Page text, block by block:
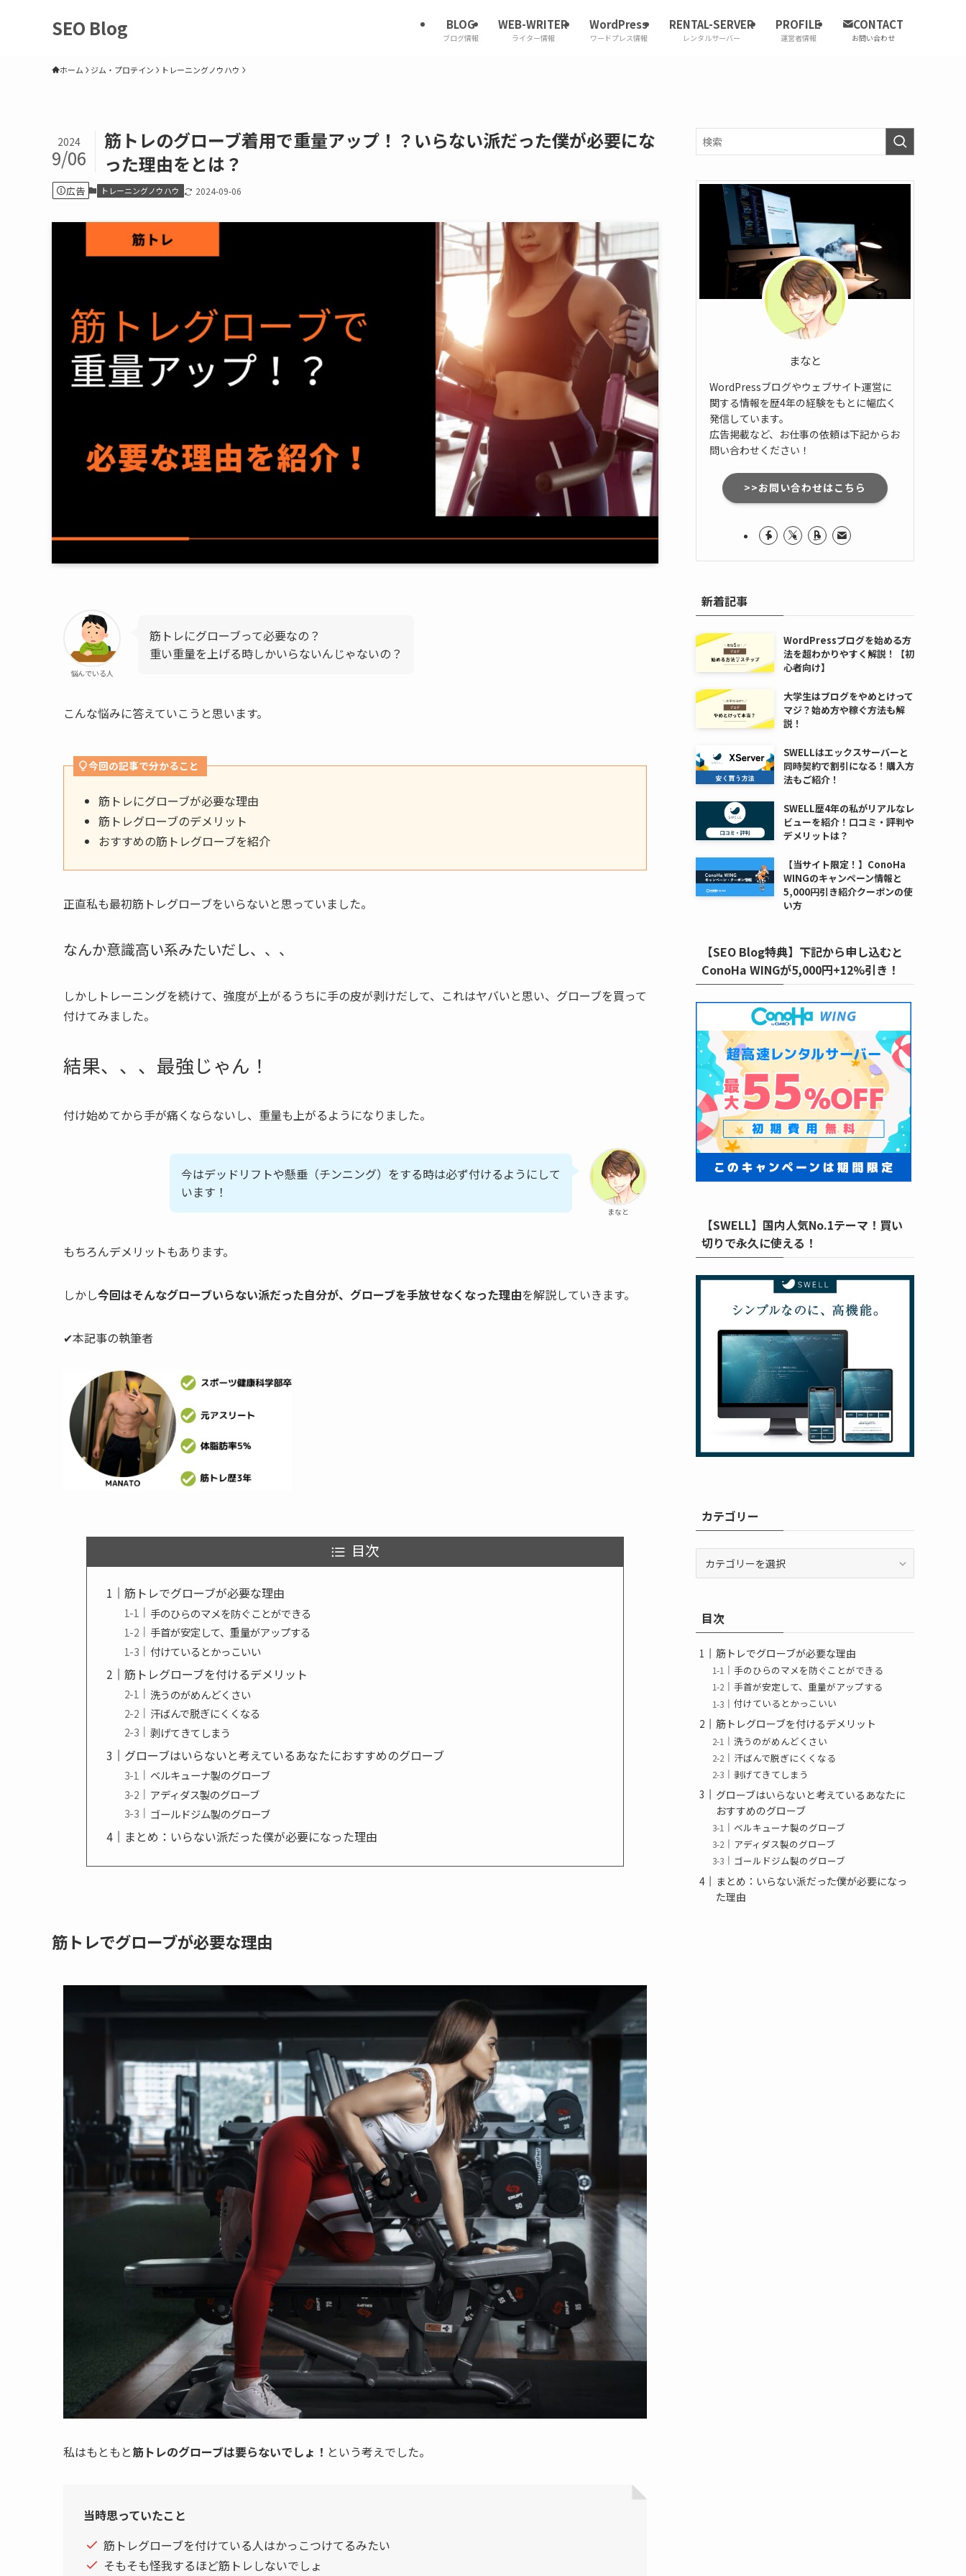
SEO Blog BLOG
ブログ情報
WEB-WRITER
ライター情報
WordPress
ワードプレス情報
RENTAL-SERVER
レンタルサーバー
PROFILE
運営者情報
CONTACT
お問い合わせ
ホーム ジム・プロテイン トレーニングノウハウ
筋トレのグローブ着用で重量アップ！？いらない派だった僕が必要にな
った理由をとは？
2024
9/06
広告 トレーニングノウハウ 2024-09-06
悩んでいる人
筋トレにグローブって必要なの？
重い重量を上げる時しかいらないんじゃないの？
こんな悩みに答えていこうと思います。
今回の記事で分かること
筋トレにグローブが必要な理由
筋トレグローブのデメリット
おすすめの筋トレグローブを紹介
正直私も最初筋トレグローブをいらないと思っていました。
なんか意識高い系みたいだし、、、
しかしトレーニングを続けて、強度が上がるうちに手の皮が剥けだして、これはヤバいと思い、グローブを買って
付けてみました。
結果、、、最強じゃん！
付け始めてから手が痛くならないし、重量も上がるようになりました。
まなと
今はデッドリフトや懸垂（チンニング）をする時は必ず付けるようにして
います！
もちろんデメリットもあります。
しかし今回はそんなグローブいらない派だった自分が、グローブを手放せなくなった理由を解説していきます。
✔本記事の執筆者
目次
筋トレでグローブが必要な理由
手のひらのマメを防ぐことができる
手首が安定して、重量がアップする
付けているとかっこいい
筋トレグローブを付けるデメリット
洗うのがめんどくさい
汗ばんで脱ぎにくくなる
剥げてきてしまう
グローブはいらないと考えているあなたにおすすめのグローブ
ベルキューナ製のグローブ
アディダス製のグローブ
ゴールドジム製のグローブ
まとめ：いらない派だった僕が必要になった理由
筋トレでグローブが必要な理由
私はもともと筋トレのグローブは要らないでしょ！ という考えでした。
当時思っていたこと
筋トレグローブを付けている人はかっこつけてるみたい
そもそも怪我するほど筋トレしないでしょ
まなと
WordPressブログやウェブサイト運営に
関する情報を歴4年の経験をもとに幅広く
発信しています。
広告掲載など、お仕事の依頼は下記からお
問い合わせください！
>>お問い合わせはこちら
新着記事
WordPressブログを始める方
法を超わかりやすく解説！【初
心者向け】
大学生はブログをやめとけって
マジ？始め方や稼ぐ方法も解
説！
SWELLはエックスサーバーと
同時契約で割引になる！購入方
法もご紹介！
SWELL歴4年の私がリアルなレ
ビューを紹介！口コミ・評判や
デメリットは？
【当サイト限定！】ConoHa
WINGのキャンペーン情報と
5,000円引き紹介クーポンの使
い方
【SEO Blog特典】下記から申し込むと
ConoHa WINGが5,000円+12%引き！
【SWELL】国内人気No.1テーマ！買い
切りで永久に使える！
カテゴリー
ー目次
筋トレでグローブが必要な理由
手のひらのマメを防ぐことができる
手首が安定して、重量がアップする
付けているとかっこいい
筋トレグローブを付けるデメリット
洗うのがめんどくさい
汗ばんで脱ぎにくくなる
剥げてきてしまう
グローブはいらないと考えているあなたに
おすすめのグローブ
ベルキューナ製のグローブ
アディダス製のグローブ
ゴールドジム製のグローブ
まとめ：いらない派だった僕が必要になっ
た理由